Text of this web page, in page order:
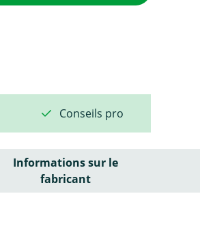
Conseils pro
Informations sur le
fabricant